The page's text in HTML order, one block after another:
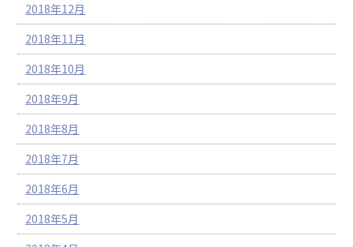
2018年12月
2018年11月
2018年10月
2018年9月
2018年8月
2018年7月
2018年6月
2018年5月